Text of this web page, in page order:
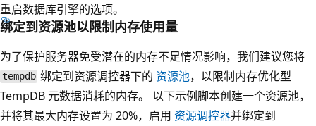
重启数据库引擎的选项。
绑定到资源池以限制内存使用量
为了保护服务器免受潜在的内存不足情况影响，我们建议您将
tempdb 绑定到资源调控器下的 资源池，以限制内存优化型
TempDB 元数据消耗的内存。 以下示例脚本创建一个资源池，
并将其最大内存设置为 20%，启用 资源调控器并绑定到